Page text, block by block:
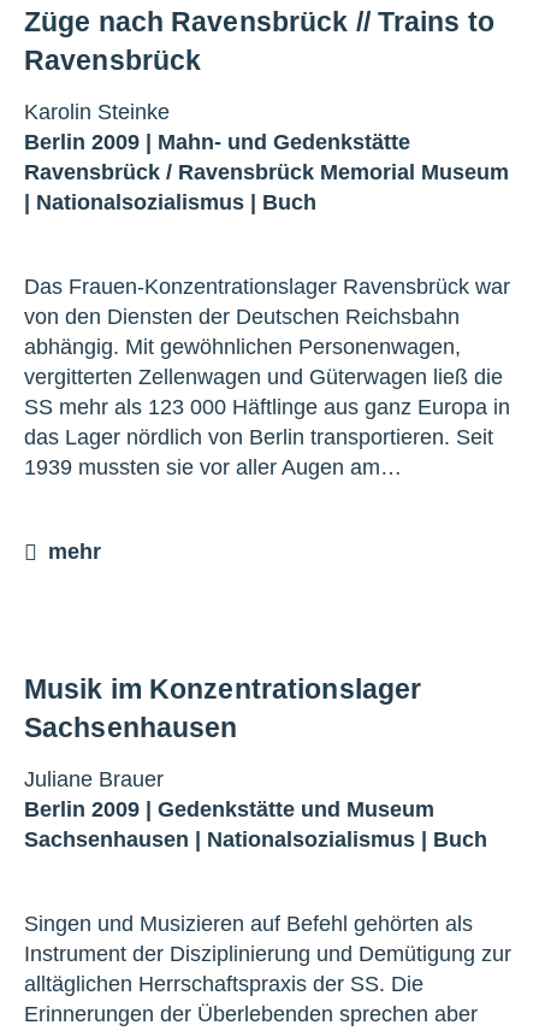
Züge nach Ravensbrück // Trains to
Ravensbrück
Karolin Steinke
Berlin 2009 | Mahn- und Gedenkstätte
Ravensbrück / Ravensbrück Memorial Museum
Nationalsozialismus Buch
Das Frauen-Konzentrationslager Ravensbrück war
von den Diensten der Deutschen Reichsbahn
abhängig. Mit gewöhnlichen Personenwagen,
vergitterten Zellenwagen und Güterwagen ließ die
SS mehr als 123 000 Häftlinge aus ganz Europa in
das Lager nördlich von Berlin transportieren. Seit
1939 mussten sie vor aller Augen am…
mehr
Musik im Konzentrationslager
Sachsenhausen
Juliane Brauer
Berlin 2009 | Gedenkstätte und Museum
Sachsenhausen
Nationalsozialismus Buch
Singen und Musizieren auf Befehl gehörten als
Instrument der Disziplinierung und Demütigung zur
alltäglichen Herrschaftspraxis der SS. Die
Erinnerungen der Überlebenden sprechen aber